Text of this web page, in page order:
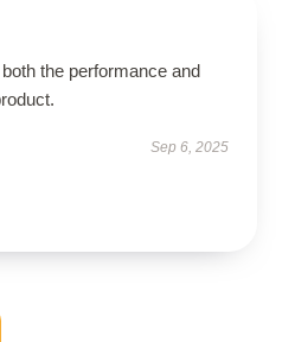
the performance and
Sep 6, 2025